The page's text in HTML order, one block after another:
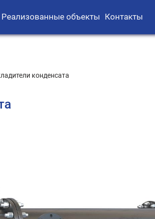
Реализованные объекты Контакты
конденсата